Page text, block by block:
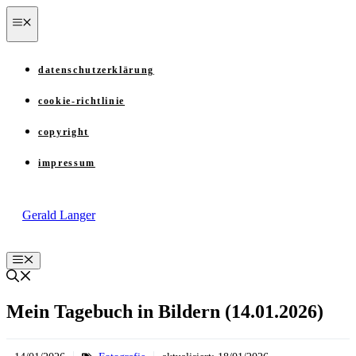
Zum
Inhalt
springen
datenschutzerklärung
cookie-richtlinie
copyright
impressum
Gerald Langer
Menü
Mein Tagebuch in Bildern (14.01.2026)